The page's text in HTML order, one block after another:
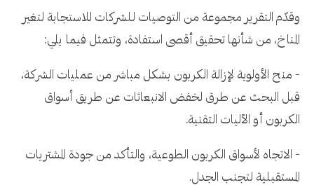
وقدّم التقرير مجموعة من التوصيات للشركات للاستجابة لتغير
المناخ، من شأنها تحقيق أقصى استفادة، وتتمثل فيما يلي:
- منح الأولوية لإزالة الكربون بشكل مباشر من عمليات الشركة،
قبل البحث عن طرق لخفض الانبعاثات عن طريق أسواق
الكربون أو الآليات التقنية.
- الاتجاه لأسواق الكربون الطوعية، والتأكد من جودة المشتريات
المستقبلية لتجنب الجدل.